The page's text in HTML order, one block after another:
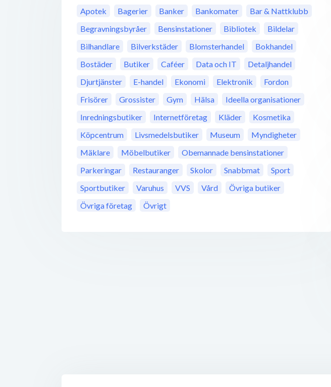
Apotek Bagerier Banker Bankomater
Bar & Nattklubb
Begravningsbyråer
Bensinstationer Bibliotek
Bildelar
Bilhandlare
Bilverkstäder Blomsterhandel
Bokhandel
Bostäder
Butiker Caféer Data och IT
Detaljhandel
Djurtjänster
E-handel Ekonomi Elektronik
Fordon
Frisörer
Grossister Gym Hälsa
Ideella organisationer
Inredningsbutiker
Internetföretag Kläder
Kosmetika
Köpcentrum
Livsmedelsbutiker Museum
Myndigheter
Mäklare
Möbelbutiker
Obemannade bensinstationer
Parkeringar
Restauranger Skolor Snabbmat
Sport
Sportbutiker
Varuhus VVS Vård
Övriga butiker
Övriga företag
Övrigt